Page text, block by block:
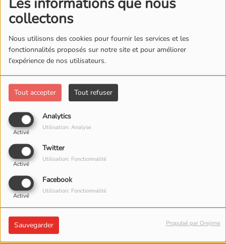
collectons
Nous utilisons des cookies pour fournir les services et les
fonctionnalités proposés sur notre site et pour améliorer
l'expérience de nos utilisateurs.
Tout accepter Tout refuser
Analytics
Activé
Utilisation: Analyse
Twitter
Activé
Utilisation: Fonctionnalité
Facebook
Activé
Utilisation: Fonctionnalité
Sauvegarder Propulsé par Orejime
06 JUILLET 2026 - 14096 VUES
ÉCOUTER LE PODCAST TÉLÉCHARGER LE PODCAST